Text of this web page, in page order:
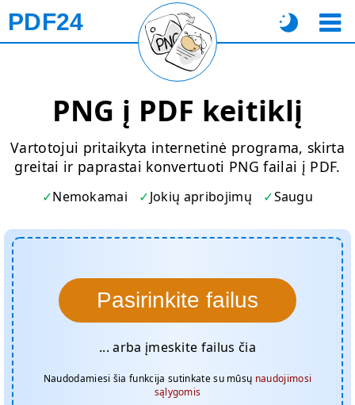
PDF24
PNG į PDF keitiklį
Vartotojui pritaikyta internetinė programa, skirta
greitai ir paprastai konvertuoti PNG failai į PDF.
Nemokamai Jokių apribojimų Saugu
Pasirinkite failus
... arba įmeskite failus čia
Naudodamiesi šia funkcija sutinkate su mūsų naudojimosi
sąlygomis